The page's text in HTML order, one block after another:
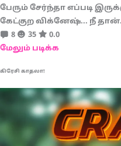
பேரும் சேர்ந்தா எப்படி
கேட்குற விக்னேஷ்... நீ
8
35
0.0
மேலும் படிக்க
கிரேசி காதலா!